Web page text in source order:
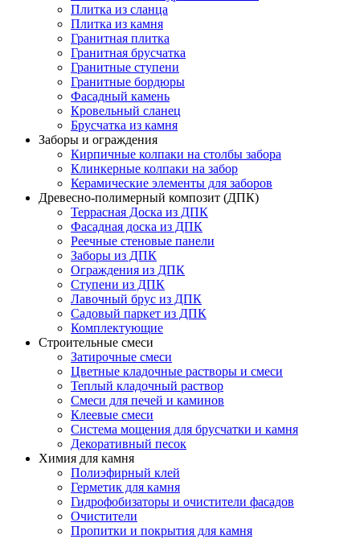
Плитка из сланца
Плитка из камня
Гранитная плитка
Гранитная брусчатка
Гранитные ступени
Гранитные бордюры
Фасадный камень
Кровельный сланец
Брусчатка из камня
Заборы и ограждения
Кирпичные колпаки на столбы забора
Клинкерные колпаки на забор
Керамические элементы для заборов
Древесно-полимерный композит (ДПК)
Террасная Доска из ДПК
Фасадная доска из ДПК
Реечные стеновые панели
Заборы из ДПК
Ограждения из ДПК
Ступени из ДПК
Лавочный брус из ДПК
Садовый паркет из ДПК
Комплектующие
Строительные смеси
Затирочные смеси
Цветные кладочные растворы и смеси
Теплый кладочный раствор
Смеси для печей и каминов
Клеевые смеси
Система мощения для брусчатки и камня
Декоративный песок
Химия для камня
Полиэфирный клей
Герметик для камня
Гидрофобизаторы и очистители фасадов
Очистители
Пропитки и покрытия для камня